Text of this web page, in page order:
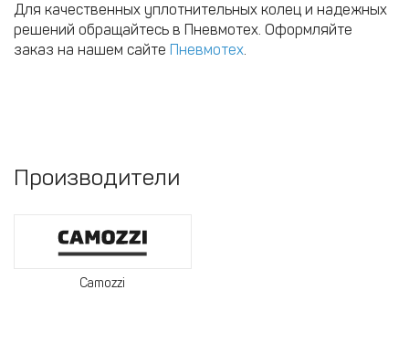
Для качественных уплотнительных колец и надежных
решений обращайтесь в Пневмотех. Оформляйте
заказ на нашем сайте Пневмотех.
Производители
Camozzi